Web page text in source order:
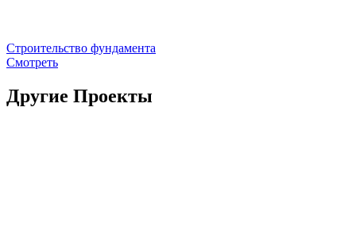
Строительство фундамента
Смотреть
Другие Проекты